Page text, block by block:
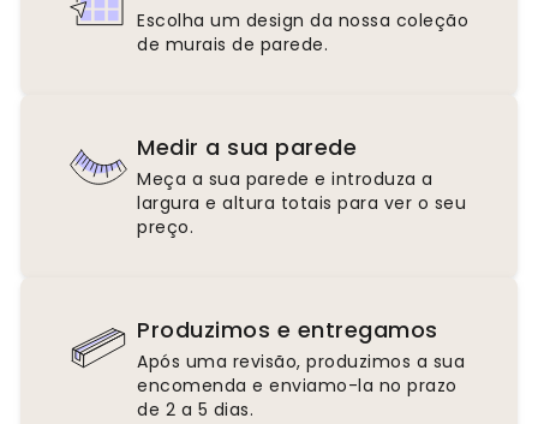
Escolha um design da nossa coleção
de murais de parede.
Medir a sua parede
Meça a sua parede e introduza a
largura e altura totais para ver o seu
preço.
Produzimos e entregamos
Após uma revisão, produzimos a sua
encomenda e enviamo-la no prazo
de 2 a 5 dias.